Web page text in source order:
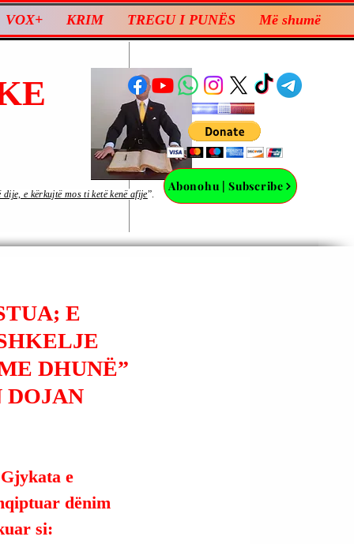
VOX+ KRIM TREGU I PUNËS Më shumë
Abonohu | Subscribe
e kërkujtë mos ti ketë kenë afije”.
E
DHUNË”
DOJAN
e
dënim
si: